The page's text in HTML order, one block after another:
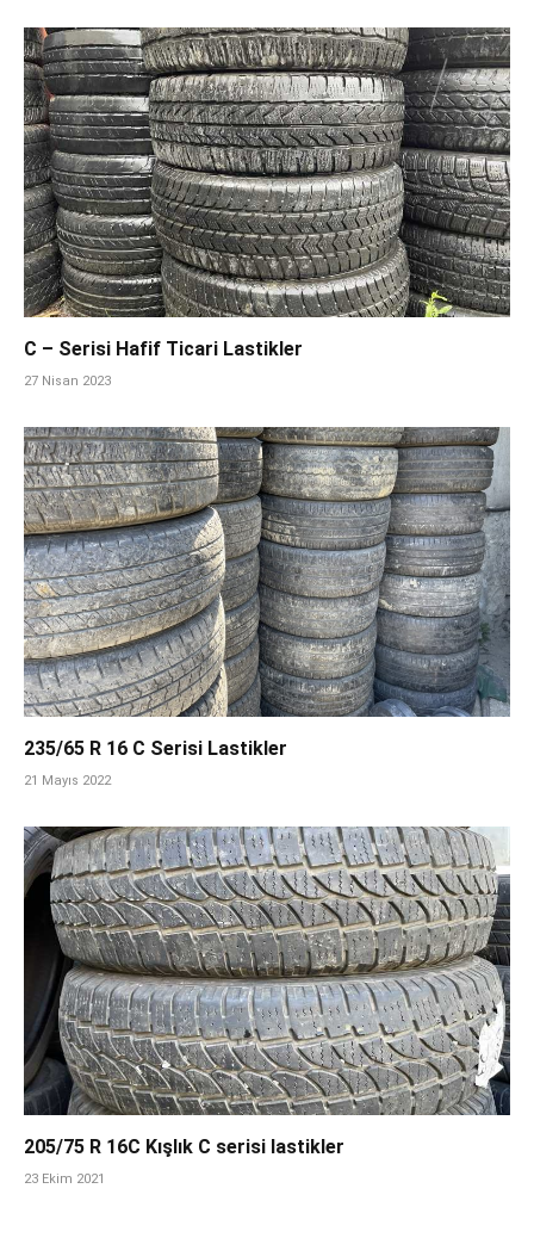
C – Serisi Hafif Ticari Lastikler
27 Nisan 2023
235/65 R 16 C Serisi Lastikler
21 Mayıs 2022
205/75 R 16C Kışlık C serisi lastikler
23 Ekim 2021